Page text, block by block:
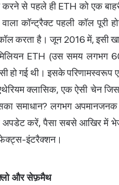
से पहले ही ETH को एक
कॉन्ट्रैक्ट पहली कॉल पूरी
करता है। जून 2016 में, इसी
ETH (उस समय लगभग
हो गई थी। इसके परिणामस्वरूप
क्लासिक, एक ऐसी चेन
समाधान? लगभग
अपडेट करें, पैसा सबसे आखिर में
इंटरैक्शन।
और सेफ़मैथ